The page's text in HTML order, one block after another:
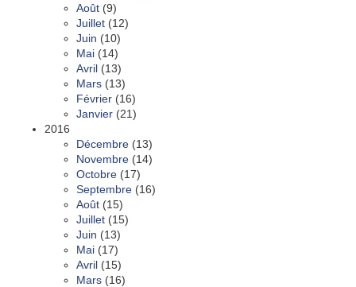
Août (9)
Juillet (12)
Juin (10)
Mai (14)
Avril (13)
Mars (13)
Février (16)
Janvier (21)
2016
Décembre (13)
Novembre (14)
Octobre (17)
Septembre (16)
Août (15)
Juillet (15)
Juin (13)
Mai (17)
Avril (15)
Mars (16)